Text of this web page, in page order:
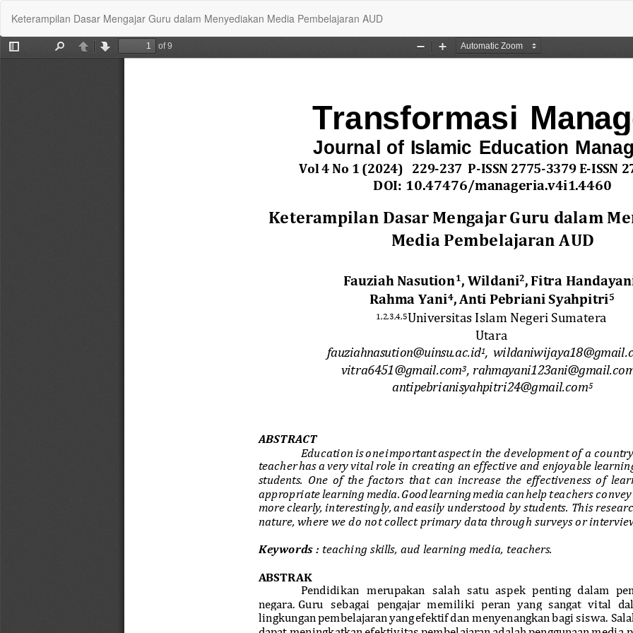
Article
Details
Keterampilan Dasar Mengajar Guru dalam Menyediakan Media Pembelajaran AUD